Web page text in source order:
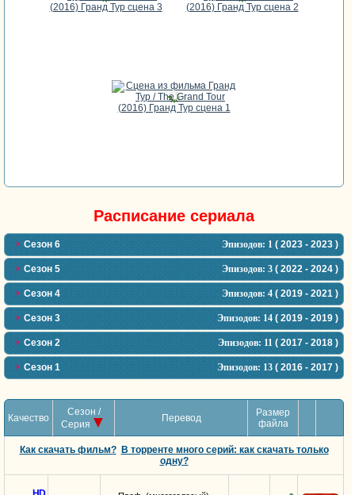
Расписание сериала
Сезон 6 Эпизодов: 1 ( 2023 - 2023 )
Сезон 5 Эпизодов:3 ( 2022 - 2024 )
Сезон 4 Эпизодов:4 ( 2019 - 2021 )
Сезон 3 Эпизодов: 14 ( 2019 - 2019 )
Сезон 2 Эпизодов: 11 ( 2017 - 2018 )
Сезон 1 Эпизодов: 13 ( 2016 - 2017 )
Качество
Сезон /
Серия
Перевод
Размер
файла
Как скачать фильм?
В торренте много серий: как скачать только
одну?